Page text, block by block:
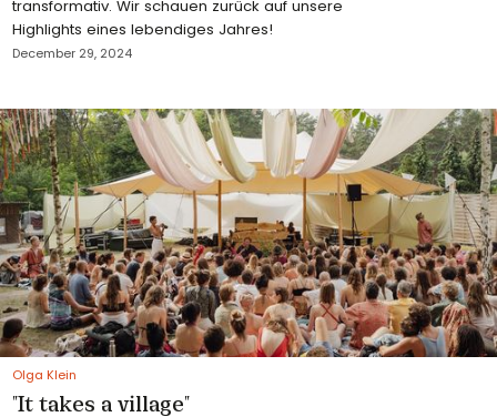
transformativ. Wir schauen zurück auf unsere
Highlights eines lebendiges Jahres!
December 29, 2024
Olga Klein
"It takes a village"